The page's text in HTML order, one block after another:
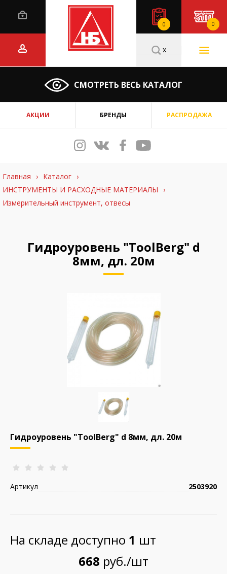
0 0
СМОТРЕТЬ ВЕСЬ КАТАЛОГ
x
АКЦИИ БРЕНДЫ РАСПРОДАЖА
Главная › Каталог ›
ИНСТРУМЕНТЫ И РАСХОДНЫЕ МАТЕРИАЛЫ
›
Измерительный инструмент, отвесы
Гидроуровень "ToolBerg" d
8мм, дл. 20м
Гидроуровень "ToolBerg" d 8мм, дл. 20м
Артикул 2503920
На складе доступно 1 шт
668 руб./шт